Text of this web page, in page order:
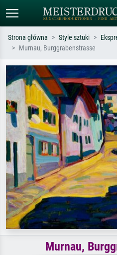
Szukaj wg artysty, tytułu lub stylu – np.
Monet, Gwiaździsta noc,
impresjonizm, fala Hokusaia, akt.
Strona główna Style sztuki
Murnau, Burggrabenstrasse
Murnau,